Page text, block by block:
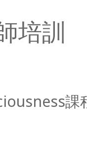
培訓
課